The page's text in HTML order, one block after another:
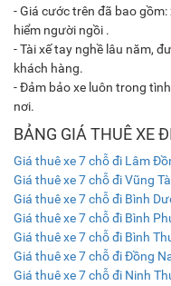
- Giá cước trên đã bao
hiểm người ngồi .
- Tài xế tay nghề lâu năm,
khách hàng.
- Đảm bảo xe luôn trong
nơi.
BẢNG GIÁ THUÊ XE
Giá thuê xe 7 chỗ đi Lâm
Giá thuê xe 7 chỗ đi Vũng
Giá thuê xe 7 chỗ đi Bình
Giá thuê xe 7 chỗ đi Bình
Giá thuê xe 7 chỗ đi Bình
Giá thuê xe 7 chỗ đi Đồng
Giá thuê xe 7 chỗ đi Ninh